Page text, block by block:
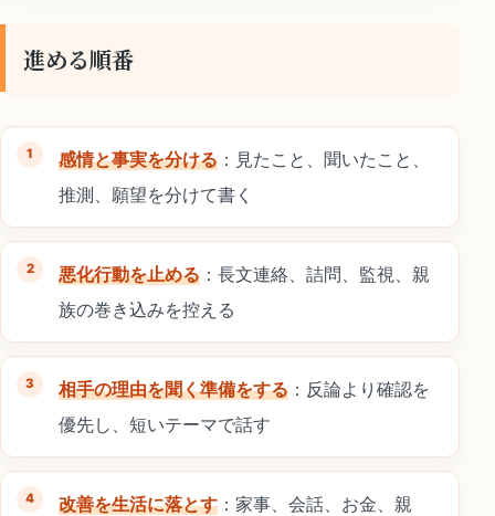
進める順番
感情と事実を分ける ：見たこと、聞いたこと、
推測、願望を分けて書く
悪化行動を止める ：長文連絡、詰問、監視、親
族の巻き込みを控える
相手の理由を聞く準備をする ：反論より確認を
優先し、短いテーマで話す
改善を生活に落とす ：家事、会話、お金、親